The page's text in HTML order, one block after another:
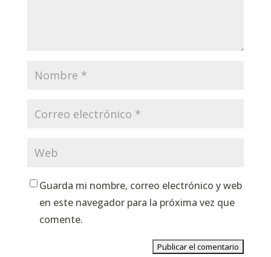
Guarda mi nombre, correo electrónico y web
en este navegador para la próxima vez que
comente.